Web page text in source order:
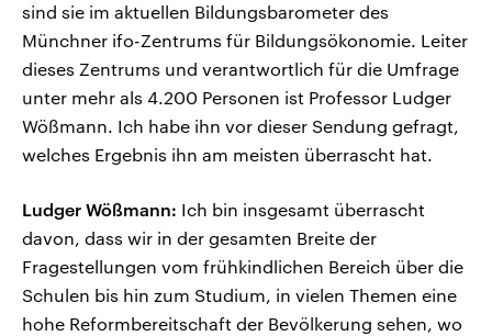
sind sie im aktuellen Bildungsbarometer des
Münchner ifo-Zentrums für Bildungsökonomie. Leiter
dieses Zentrums und verantwortlich für die Umfrage
unter mehr als 4.200 Personen ist Professor Ludger
Wößmann. Ich habe ihn vor dieser Sendung gefragt,
welches Ergebnis ihn am meisten überrascht hat.
Ludger Wößmann: Ich bin insgesamt überrascht
davon, dass wir in der gesamten Breite der
Fragestellungen vom frühkindlichen Bereich über die
Schulen bis hin zum Studium, in vielen Themen eine
hohe Reformbereitschaft der Bevölkerung sehen, wo